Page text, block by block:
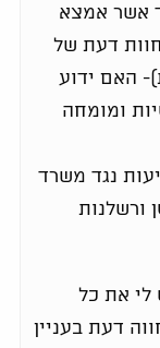
אשר אמצא
דעת של
האם ידוע
ומומחה
נגד משרד
ורשלנות
לי את כל
דעת בעניין